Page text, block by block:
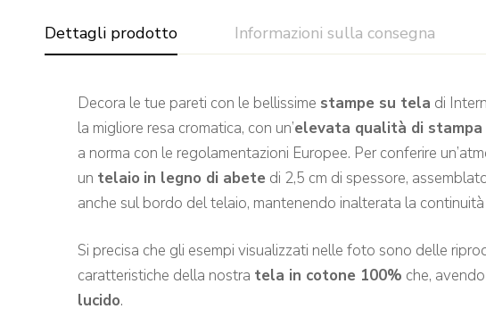
Dettagli prodotto Informazioni sulla consegna
Decora le tue pareti con le bellissime stampe su tela di
la migliore resa cromatica, con un’elevata qualità di stampa
a norma con le regolamentazioni Europee. Per conferire
un telaio in legno di abete di 2,5 cm di spessore,
anche sul bordo del telaio, mantenendo inalterata la
Si precisa che gli esempi visualizzati nelle foto sono delle
caratteristiche della nostra tela in cotone 100% che,
lucido.